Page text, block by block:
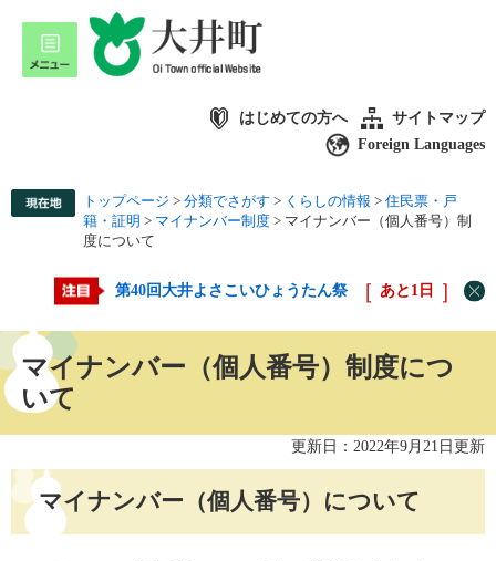
はじめての方へ
サイトマップ
Foreign Languages
トップページ > 分類でさがす > くらしの情報 > 住民票・戸
籍・証明 > マイナンバー制度 > マイナンバー（個人番号）制
度について
第40回大井よさこいひょうたん祭 あと 1 日
マイナンバー（個人番号）制度につ
いて
更新日：2022年9月21日更新
マイナンバー（個人番号）について